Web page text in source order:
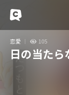
恋愛 105
日の当たら